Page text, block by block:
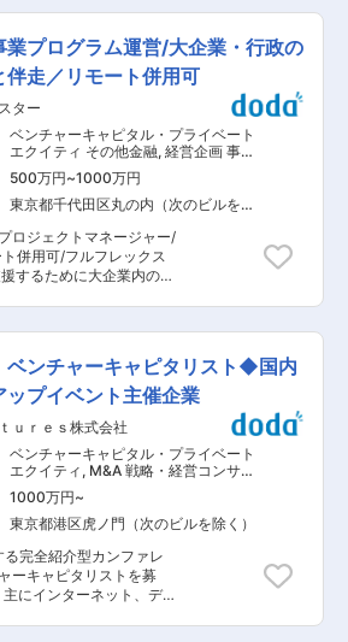
したファンド組成・運用
先企業の成長を支援して
構成： 現
ます。（20代〜50代） ■
ドエナジー株式会社／大
三菱UFJ銀行など ■会
菱UFJ銀行やNTTアノー
含め日本を代表する9社
9月に設立した、「再エネ
つかう」までつなぐ」こ
ートラルに貢献すること
す。 脱炭素ニーズの高い
エネルギーによる電力開
。当社は再生可能エネル
で運用し、株主であるパ
最大限活用し、日本の再
た課題解決に貢献するこ
設計・管理・実施を通じ
うポジションです。 発電
改善施策の実施まで、社
がらプロジェクトの安定
ます。 また、発電所の設
来的には投資運用部での
ため、「技術×投資×運
広げることができます。
切に運転できるよう
協力会社と協働して発
れているかを管理します
トラブルが発生した場
応策を決定し対策を講じ
タを収集し、効率的な運
行います ・発電所運営に
を行います ■会社に
設立した、「再エネ電力
う」までつなぐ」ことで
ラルに貢献することを使
脱炭素ニーズの高い社会
ルギーによる電力開発が
社は再生可能エネルギー
用し、株主であるパート
発掘力、ファイナンス機
限活用し、日本の再生エ
題解決に貢献することを
業プログラム運営/大企業・行政の
走／リモート併用可
ター
ベンチャーキャピタル・プライベート
エクイティ その他金融, 経営企画 事業
企画・新規事業開発
500万円~1000万円
東京都千代田区丸の内（次のビルを除
ロジェクトマネージャー/
併用可/フルフレックス
するために大企業内の新
ノベーション支援 ■具
ライアントの新規事業開発
スタートアップの協業支
新規事業創出支援 ・ベ
プとの伴走、メンタリン
当者の伴走、メンタリン
にもご自
来実現されたいこと、チ
に応じて仕事内容は柔軟
の新規事業開発や経営企
上げ、行政、ベンチャー
（IPOやM＆Aによる事
験を併せ持っており、バ
す。出身業界も、不動
ベンチャーキャピタリスト◆国内
プイベント主催企業
ｒｅｓ株式会社
ベンチャーキャピタル・プライベート
エクイティ , M&A 戦略・経営コンサル
タント
1000万円~
東京都港区虎ノ門（次のビルを除く）
る完全紹介型カンファレ
ーキャピタリストを募